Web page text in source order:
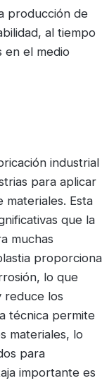
producción de
al tiempo
en el medio
industrial
para aplicar
materiales. Esta
que la
muchas
proporciona
lo que
reduce los
técnica permite
materiales, lo
para
importante es